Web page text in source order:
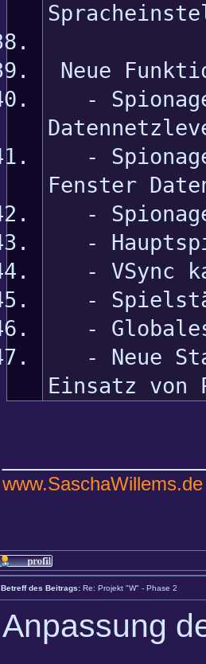
Neue
- Spionage
- Spionage
Fenster
- Spionage
-
- VSync
-
- Globales
- Neue
Einsatz von
www.SaschaWillems.de
Betreff des Beitrags: Re: Projekt "W" - Phase 2
Anpassung